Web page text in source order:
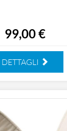
99,00 €
DETTAGLI